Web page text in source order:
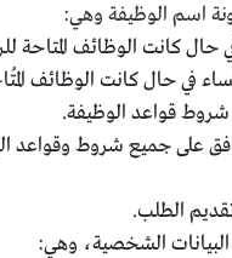
اسم الوظيفة وهي:
حال كانت الوظائف المتاحة
في حال كانت الوظائف
شروط قواعد الوظيفة.
على جميع شروط وقواعد
الطلب.
البيانات الشخصية، وهي: